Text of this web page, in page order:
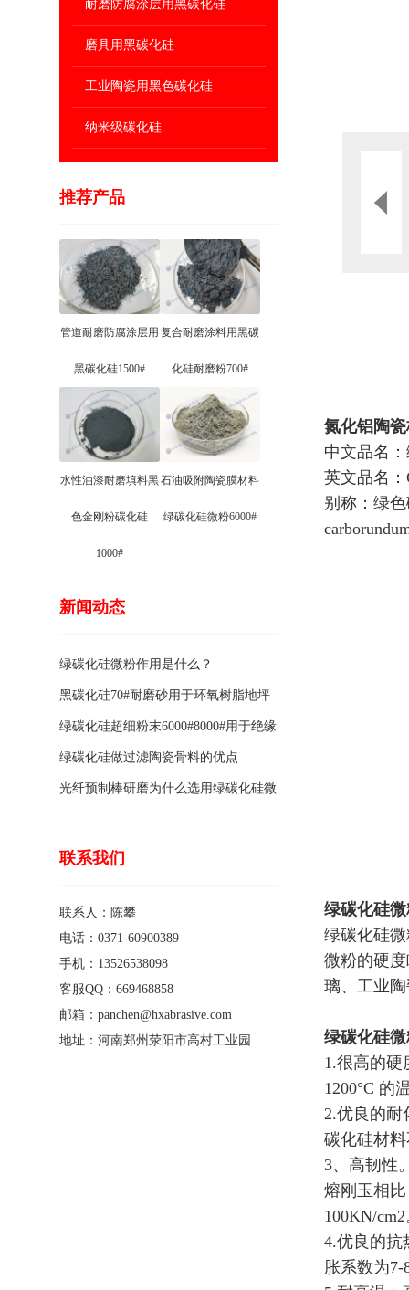
耐磨防腐涂层用黑碳化硅
磨具用黑碳化硅
工业陶瓷用黑色碳化硅
纳米级碳化硅
推荐产品
管道耐磨防腐涂层用
黑碳化硅1500#
复合耐磨涂料用黑碳
化硅耐磨粉700#
水性油漆耐磨填料黑
色金刚粉碳化硅
1000#
石油吸附陶瓷膜材料
绿碳化硅微粉6000#
新闻动态
绿碳化硅微粉作用是什么？
黑碳化硅70#耐磨砂用于环氧树脂地坪
骨料的特点有哪些？
绿碳化硅超细粉末6000#8000#用于绝缘
涂料的优点
绿碳化硅做过滤陶瓷骨料的优点
光纤预制棒研磨为什么选用绿碳化硅微
联系我们
联系人：陈攀
电话：0371-60900389
手机：13526538098
客服QQ：669468858
邮箱：panchen@hxabrasive.com
地址：河南郑州荥阳市高村工业园
氮化铝陶
中文品名
英文品名：
别称：绿色
绿碳化硅
绿碳化硅
微粉的硬
璃、工业
绿碳化硅
1.很高的硬
1200°C 的
2.优良的耐
碳化硅材
3、高韧性
熔刚玉相
100KN/
4.优良的抗
胀系数为7-